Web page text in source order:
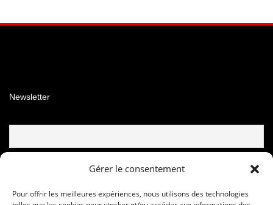
Gérer le consentement
Pour offrir les meilleures expériences, nous utilisons des technologies
Newsletter